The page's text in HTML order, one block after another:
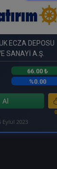
ECZA DEPOSU
SANAYİ A.Ş.
66.00 ₺
%0.00
Al
0
Eylül 2023